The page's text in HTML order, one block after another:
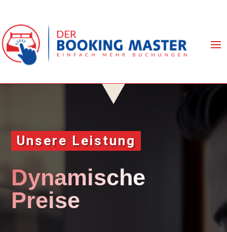
Unsere Leistung
Dynamische
Preise